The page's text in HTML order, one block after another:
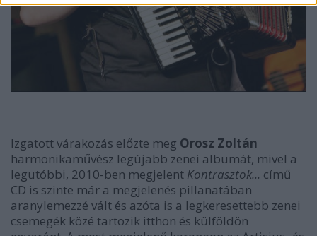
Izgatott várakozás előzte meg Orosz Zoltán
harmonikaművész legújabb zenei albumát, mivel a
legutóbbi, 2010-ben megjelent Kontrasztok... című
CD is szinte már a megjelenés pillanatában
aranylemezzé vált és azóta is a legkeresettebb zenei
csemegék közé tartozik itthon és külföldön